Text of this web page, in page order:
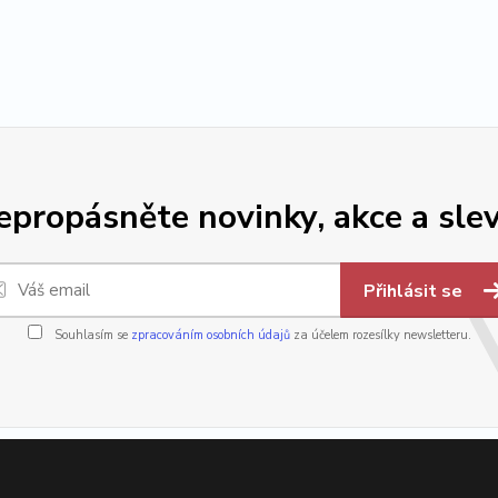
novinky, akce a
Přihlásit se
Souhlasím se zpracováním osobních údajůza účelem rozesílky newsletteru.